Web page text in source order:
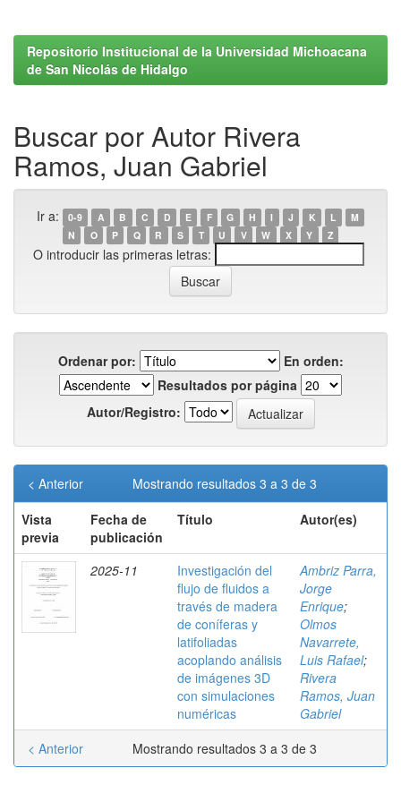
Repositorio Institucional de la Universidad Michoacana
de San Nicolás de Hidalgo
Buscar por Autor Rivera
Ramos, Juan Gabriel
Ir a: 0-9 A B C D E F G H I J K L
M
N
O P Q R S T U V W X Y Z
O introducir las primeras letras:
Ordenar por:
En orden:
Resultados por página
Autor/Registro:
Mostrando resultados 3 a 3 de 3
< Anterior
Vista
previa
Fecha de
publicación
Título Autor(es)
2025-11
Investigación del
flujo de fluidos a
través de madera
de coníferas y
latifoliadas
acoplando análisis
de imágenes 3D
con simulaciones
numéricas
Ambriz Parra,
Jorge
Enrique;
Olmos
Navarrete,
Luis Rafael;
Rivera
Ramos, Juan
Gabriel
Mostrando resultados 3 a 3 de 3
< Anterior